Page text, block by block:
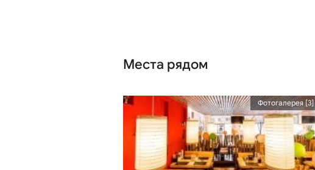
Места рядом
Фотогалерея [3]